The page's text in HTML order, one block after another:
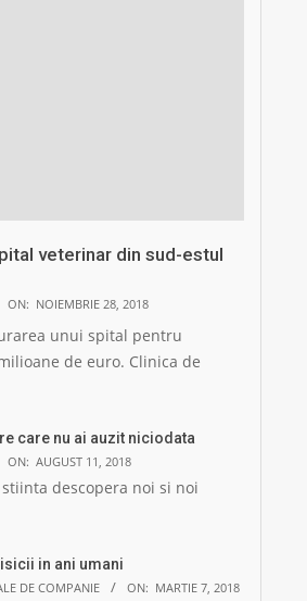
veterinar din sud-estul
ON: NOIEMBRIE 28, 2018
unui spital pentru
de euro. Clinica de
care nu ai auzit niciodata
ON: AUGUST 11, 2018
descopera noi si noi
in ani umani
DE COMPANIE ON: MARTIE 7, 2018